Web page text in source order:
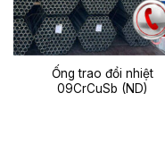
Ống trao đổi nhiệt
09CrCuSb (ND)